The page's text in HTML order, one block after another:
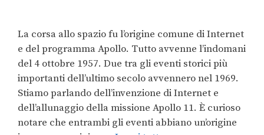
La corsa allo spazio fu l’origine comune di Internet
e del programma Apollo. Tutto avvenne l’indomani
del 4 ottobre 1957. Due tra gli eventi storici più
importanti dell’ultimo secolo avvennero nel 1969.
Stiamo parlando dell’invenzione di Internet e
dell’allunaggio della missione Apollo 11. È curioso
notare che entrambi gli eventi abbiano un’origine